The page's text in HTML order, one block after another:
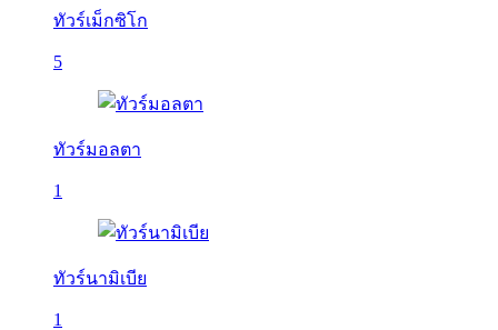
ทัวร์เม็กซิโก
5
ทัวร์มอลตา
1
ทัวร์นามิเบีย
1